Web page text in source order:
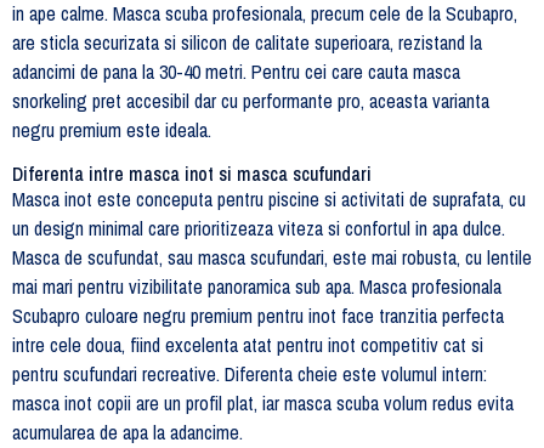
in ape calme. Masca scuba profesionala, precum cele de la Scubapro,
are sticla securizata si silicon de calitate superioara, rezistand la
adancimi de pana la 30-40 metri. Pentru cei care cauta masca
snorkeling pret accesibil dar cu performante pro, aceasta varianta
negru premium este ideala.
Diferenta intre masca inot si masca scufundari
Masca inot este conceputa pentru piscine si activitati de suprafata, cu
un design minimal care prioritizeaza viteza si confortul in apa dulce.
Masca de scufundat, sau masca scufundari, este mai robusta, cu lentile
mai mari pentru vizibilitate panoramica sub apa. Masca profesionala
Scubapro culoare negru premium pentru inot face tranzitia perfecta
intre cele doua, fiind excelenta atat pentru inot competitiv cat si
pentru scufundari recreative. Diferenta cheie este volumul intern:
masca inot copii are un profil plat, iar masca scuba volum redus evita
acumularea de apa la adancime.